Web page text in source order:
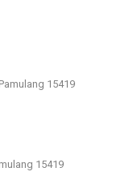
15419
15419